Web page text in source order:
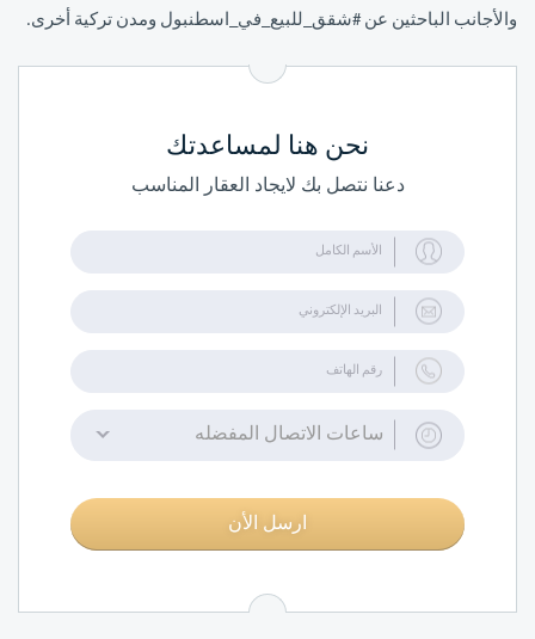
نحن هنا لمساعدتك
دعنا نتصل بك لايجاد العقار المناسب
ساعات الاتصال المفضله
ارسل الأن
والأجانب الباحثين عن #شقق_للبيع_في_اسطنبول ومدن تركية أخرى.